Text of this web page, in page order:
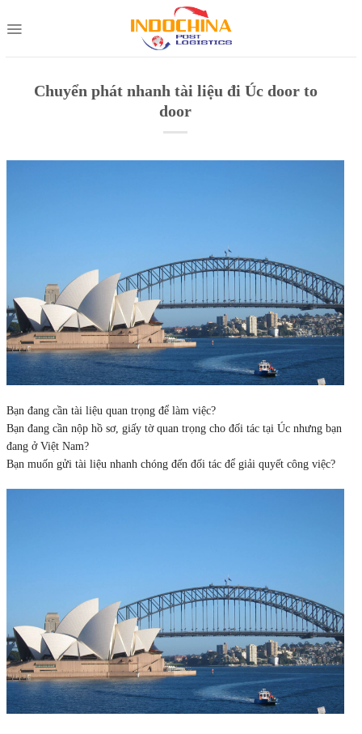
to
Chuyển phát nhanh tài liệu đi Úc door to
door
Bạn đang cần tài liệu quan trọng để làm việc?
Bạn đang cần nộp hồ sơ, giấy tờ quan trọng cho đối tác tại Úc nhưng bạn
đang ở Việt Nam?
Bạn muốn gửi tài liệu nhanh chóng đến đối tác để giải quyết công việc?